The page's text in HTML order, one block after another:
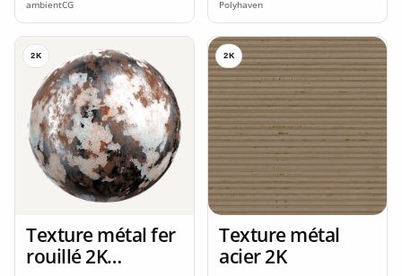
ambientCG Polyhaven
2K
Texture métal fer
rouillé 2K
2K
Texture métal
acier 2K